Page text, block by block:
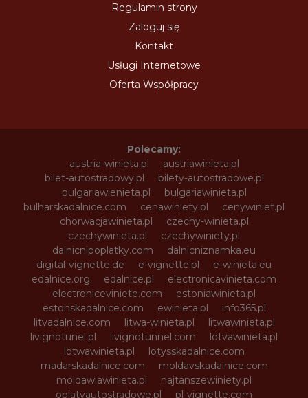
Regulamin strony
Zaloguj się
Kontakt
Usługi Internetowe
Oferta Współpracy
Polecamy:
austria-winieta.pl
austriawinieta.pl
bilet-autostradowy.pl
bilety-autostradowe.pl
bulgariawienieta.pl
bulgariawinieta.pl
bulharskadalnice.com
cenawiniety.pl
cenywiniet.pl
chorwacjawinieta.pl
czechy-winieta.pl
czechywinieta.pl
czechywiniety.pl
dalnicnipoplatky.com
dalnicniznamka.eu
digital-vignette.de
e-vignette.pl
e-winieta.eu
edalnice.org
edalnice.pl
electronicavinieta.com
electroniceviniete.com
estoniawinieta.pl
estonskadalnice.com
ewinieta.pl
info365.pl
litvadalnice.com
litwa-winieta.pl
litwawinieta.pl
livignotunel.pl
livignotunnel.com
lotvawinieta.pl
lotwawinieta.pl
lotysskadalnice.com
madarskadalnice.com
moldavskadalnice.com
moldawiawinieta.pl
najtanszewiniety.pl
oplatyautostradowe.pl
pl-vignette.com